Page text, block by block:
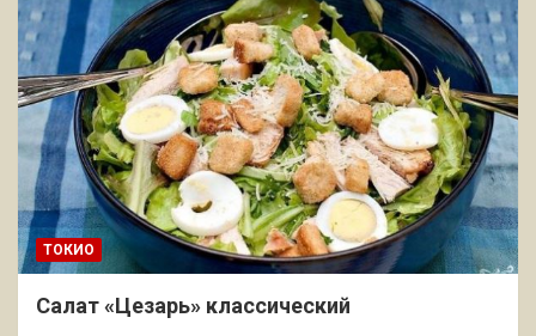
ТОКИО
Салат «Цезарь» классический